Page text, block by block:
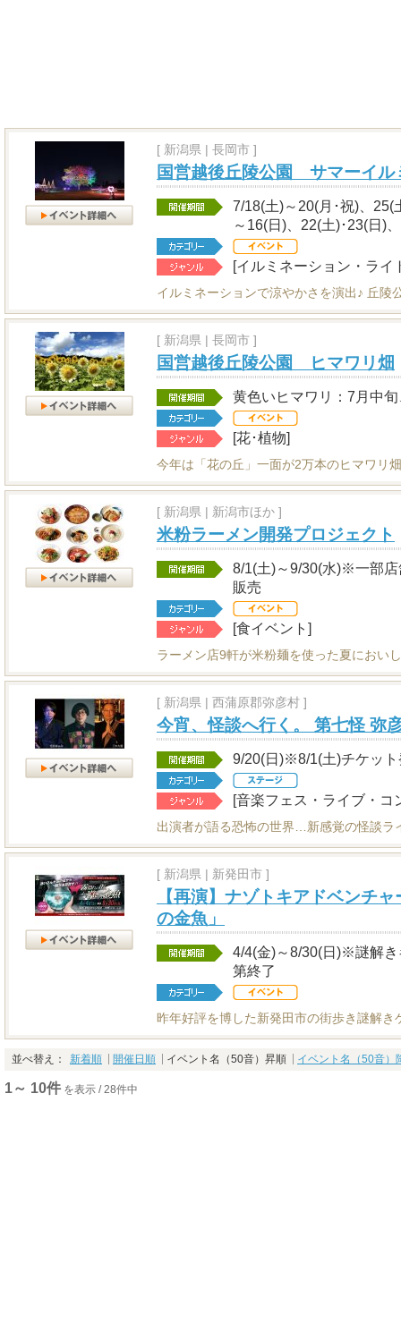
[ 新潟県 | 長岡市 ]
国営越後丘陵公園 サマーイル
7/18(土)～20(月･祝)、25(
～16(日)、22(土)･23(日)
[イルミネーション・ライ
イルミネーションで涼やかさを演出♪ 丘陵
[ 新潟県 | 長岡市 ]
国営越後丘陵公園 ヒマワリ畑
黄色いヒマワリ：7月中
[花･植物]
今年は「花の丘」一面が2万本のヒマワリ
[ 新潟県 | 新潟市ほか ]
米粉ラーメン開発プロジェクト
8/1(土)～9/30(水)※一部
販売
[食イベント]
ラーメン店9軒が米粉麺を使った夏におい
[ 新潟県 | 西蒲原郡弥彦村 ]
今宵、怪談へ行く。 第七怪 弥
9/20(日)※8/1(土)チケット
[音楽フェス・ライブ・コ
出演者が語る恐怖の世界…新感覚の怪談ラ
[ 新潟県 | 新発田市 ]
【再演】ナゾトキアドベンチ
の金魚」
4/4(金)～8/30(日)※謎解
第終了
昨年好評を博した新発田市の街歩き謎解
並べ替え： 新着順 開催日順 イベント名（50音）昇順 イベント名（50音）
1～ 10件 を表示 / 28件中